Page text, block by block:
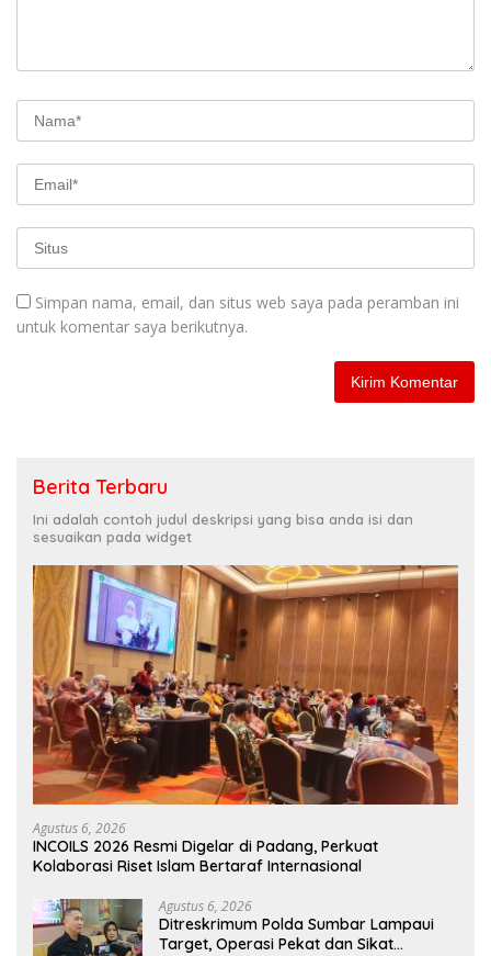
Simpan nama, email, dan situs web saya pada peramban ini
untuk komentar saya berikutnya.
Berita Terbaru
Ini adalah contoh judul deskripsi yang bisa anda isi dan
sesuaikan pada widget
Agustus 6, 2026
INCOILS 2026 Resmi Digelar di Padang, Perkuat
Kolaborasi Riset Islam Bertaraf Internasional
Agustus 6, 2026
Ditreskrimum Polda Sumbar Lampaui
Target, Operasi Pekat dan Sikat